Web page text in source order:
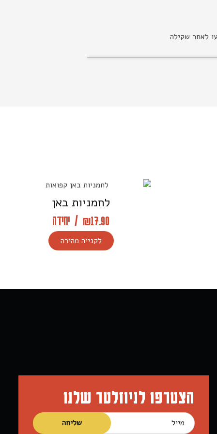
לאחר שקילה
לחמניות באן
₪17.90
/ יחידה
לקנייה מהירה
הצטרפו לניוזלטר שלנו